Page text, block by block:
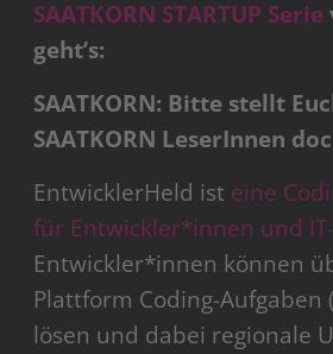
SAATKORN STARTUP Serie
geht’s:
SAATKORN: Bitte stellt
SAATKORN LeserInnen
EntwicklerHeld​ ist eine
für Entwickler*innen und
Entwickler*innen können
Plattform Coding-Aufgaben
lösen und dabei regionale